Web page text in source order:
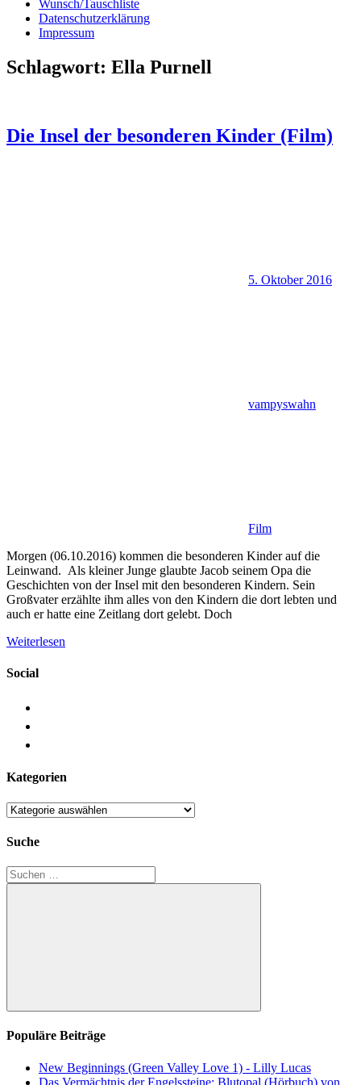
Wunsch/Tauschliste
Datenschutzerklärung
Impressum
Schlagwort: Ella Purnell
Die Insel der besonderen Kinder (Film)
5. Oktober 2016
vampyswahn
Film
Morgen (06.10.2016) kommen die besonderen Kinder auf die
Leinwand. Als kleiner Junge glaubte Jacob seinem Opa die
Geschichten von der Insel mit den besonderen Kindern. Sein
Großvater erzählte ihm alles von den Kindern die dort lebten und
auch er hatte eine Zeitlang dort gelebt. Doch
Weiterlesen
Social
Kategorien
Kategorien
Suche
Suchen
nach:
Suchen
Populäre Beiträge
New Beginnings (Green Valley Love 1) - Lilly Lucas
Das Vermächtnis der Engelssteine: Blutopal (Hörbuch) von